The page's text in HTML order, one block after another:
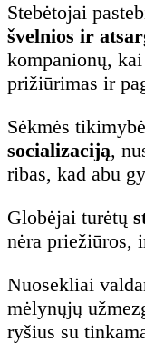
Stebėtojai
švelnios ir
kompanionų,
prižiūrimas ir
Sėkmės
socializaciją,
ribas, kad abu
Globėjai turėtų
nėra priežiūros,
Nuosekliai
mėlynųjų
ryšius su